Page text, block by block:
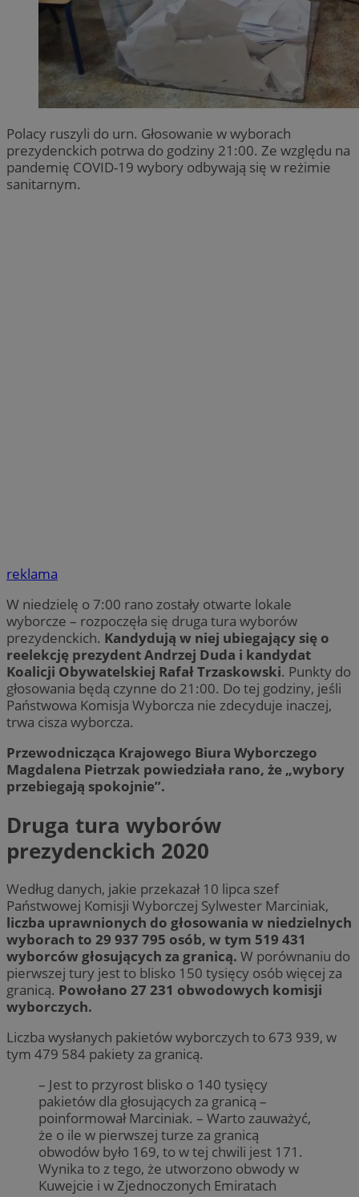
Polacy ruszyli do urn. Głosowanie w wyborach
prezydenckich potrwa do godziny 21:00. Ze względu na
pandemię COVID-19 wybory odbywają się w reżimie
sanitarnym.
reklama
W niedzielę o 7:00 rano zostały otwarte lokale
wyborcze – rozpoczęła się druga tura wyborów
prezydenckich. Kandydują w niej ubiegający się o
reelekcję prezydent Andrzej Duda i kandydat
Koalicji Obywatelskiej Rafał Trzaskowski. Punkty do
głosowania będą czynne do 21:00. Do tej godziny, jeśli
Państwowa Komisja Wyborcza nie zdecyduje inaczej,
trwa cisza wyborcza.
Przewodnicząca Krajowego Biura Wyborczego
Magdalena Pietrzak powiedziała rano, że „wybory
przebiegają spokojnie”.
Druga tura wyborów
prezydenckich 2020
Według danych, jakie przekazał 10 lipca szef
Państwowej Komisji Wyborczej Sylwester Marciniak,
liczba uprawnionych do głosowania w niedzielnych
wyborach to 29 937 795 osób, w tym 519 431
wyborców głosujących za granicą. W porównaniu do
pierwszej tury jest to blisko 150 tysięcy osób więcej za
granicą. Powołano 27 231 obwodowych komisji
wyborczych.
Liczba wysłanych pakietów wyborczych to 673 939, w
tym 479 584 pakiety za granicą.
– Jest to przyrost blisko o 140 tysięcy
pakietów dla głosujących za granicą –
poinformował Marciniak. – Warto zauważyć,
że o ile w pierwszej turze za granicą
obwodów było 169, to w tej chwili jest 171.
Wynika to z tego, że utworzono obwody w
Kuwejcie i w Zjednoczonych Emiratach